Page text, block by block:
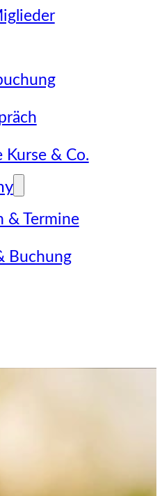
Kurse & Co.
& Termine
Buchung